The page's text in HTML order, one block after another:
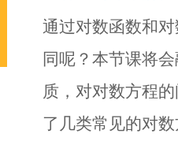
通过对数函数和
同呢？本节课将
质，对对数方程
了几类常见的对